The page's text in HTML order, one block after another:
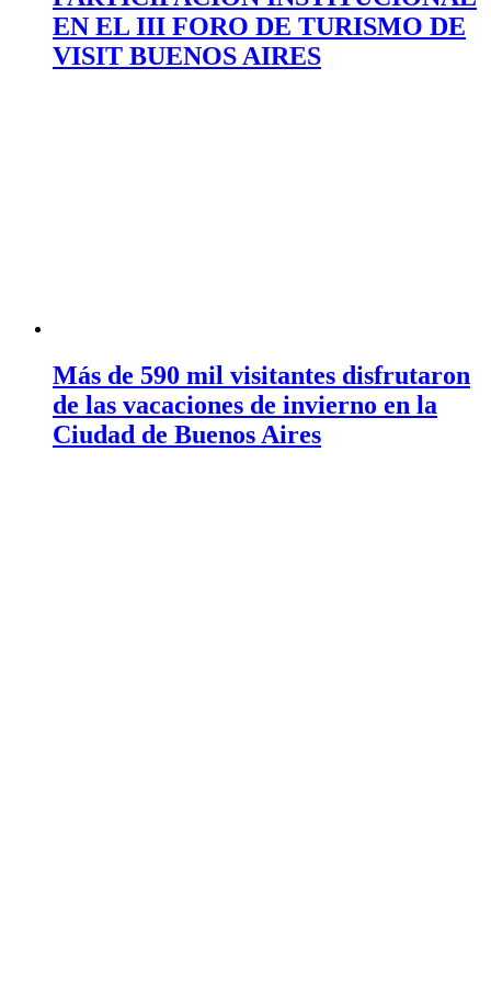
EN EL III FORO DE TURISMO DE
VISIT BUENOS AIRES
Más de 590 mil visitantes disfrutaron
de las vacaciones de invierno en la
Ciudad de Buenos Aires